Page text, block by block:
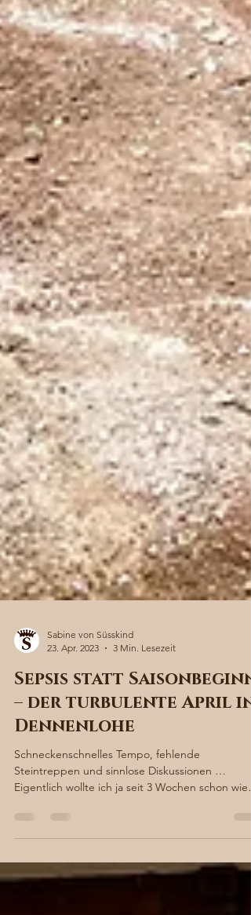
Sabine von Süsskind
23. Apr. 2023
3 Min. Lesezeit
Sepsis statt Saisonbeginn
– der turbulente April in
Eigentlich wollte ich ja seit 3 Wochen schon
fröhlich...